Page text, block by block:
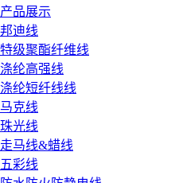
产品展示
邦迪线
特级聚酯纤维线
涤纶高强线
涤纶短纤线线
马克线
珠光线
走马线&蜡线
五彩线